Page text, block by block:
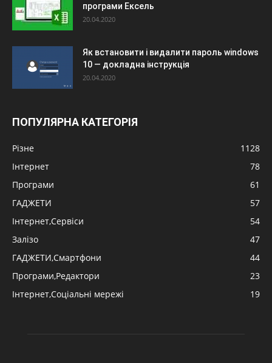
програми Ексель
20.04.2020
Як встановити і видалити пароль windows
10 — докладна інструкція
20.04.2020
ПОПУЛЯРНА КАТЕГОРІЯ
Різне
1128
Інтернет
78
Програми
61
ГАДЖЕТИ
57
Інтернет,Сервіси
54
Залізо
47
ГАДЖЕТИ,Смартфони
44
Програми,Редактори
23
Інтернет,Соціальні мережі
19